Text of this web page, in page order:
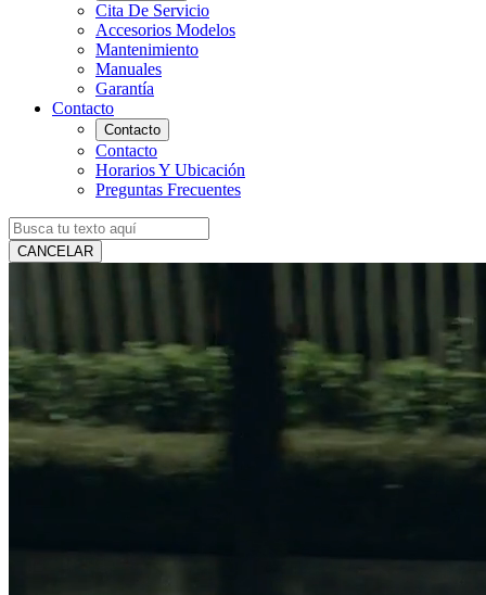
Cita De Servicio
Accesorios Modelos
Mantenimiento
Manuales
Garantía
Contacto
Contacto
Contacto
Horarios Y Ubicación
Preguntas Frecuentes
CANCELAR